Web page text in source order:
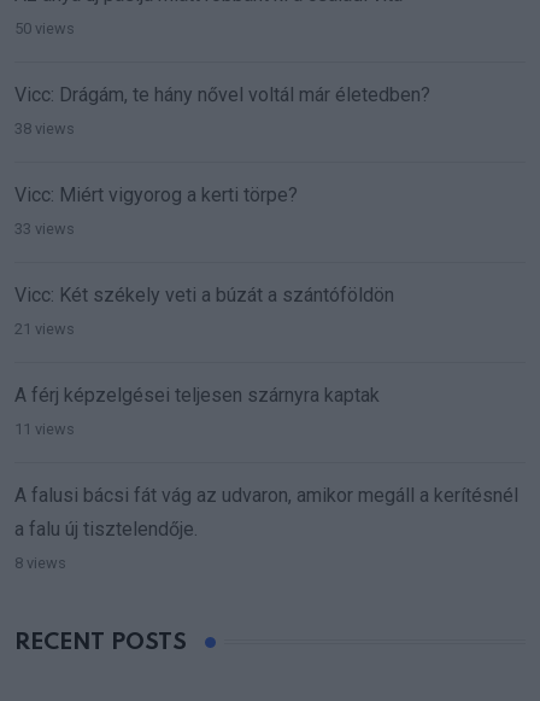
50 views
Vicc: Drágám, te hány nővel voltál már életedben?
38 views
Vicc: Miért vigyorog a kerti törpe?
33 views
Vicc: Két székely veti a búzát a szántóföldön
21 views
A férj képzelgései teljesen szárnyra kaptak
11 views
A falusi bácsi fát vág az udvaron, amikor megáll a kerítésnél
a falu új tisztelendője.
8 views
RECENT POSTS